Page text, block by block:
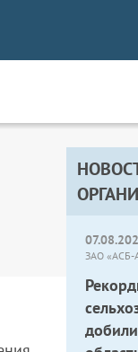
ЗАО «АСБ-